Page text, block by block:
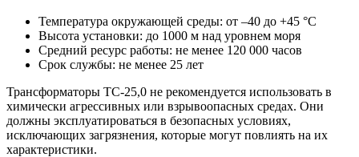
Температура окружающей среды: от –40 до +45 °C
Высота установки: до 1000 м над уровнем моря
Средний ресурс работы: не менее 120 000 часов
Срок службы: не менее 25 лет
Трансформаторы ТС-25,0 не рекомендуется использовать в
химически агрессивных или взрывоопасных средах. Они
должны эксплуатироваться в безопасных условиях,
исключающих загрязнения, которые могут повлиять на их
характеристики.